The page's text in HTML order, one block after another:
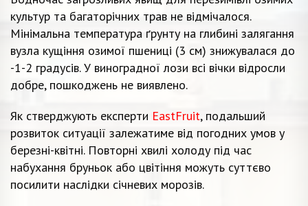
культур та багаторічних трав не відмічалося.
Мінімальна температура ґрунту на глибині залягання
вузла кущіння озимої пшениці (3 см) знижувалася до
-1-2 градусів. У виноградної лози всі вічки відросли
добре, пошкоджень не виявлено.
Як стверджують експерти EastFruit, подальший
розвиток ситуації залежатиме від погодних умов у
березні-квітні. Повторні хвилі холоду під час
набухання бруньок або цвітіння можуть суттєво
посилити наслідки січневих морозів.